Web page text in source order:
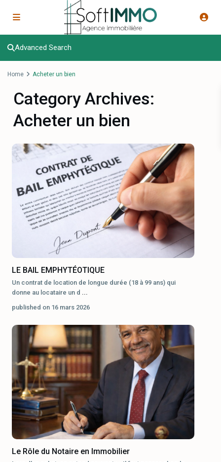
Advanced Search
Home Acheter un bien
Category Archives:
Acheter un bien
LE BAIL EMPHYTÉOTIQUE
Un contrat de location de longue durée (18 à 99 ans) qui
donne au locataire un d ...
published on 16 mars 2026
Le Rôle du Notaire en Immobilier